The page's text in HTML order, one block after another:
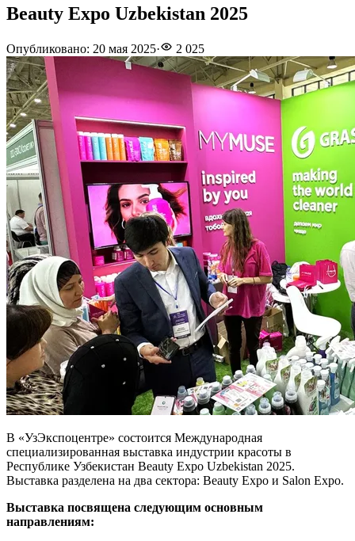
Beauty Expo Uzbekistan 2025
Опубликовано: 20 мая 2025· 2 025
В «УзЭкспоцентре» состоится Международная
специализированная выставка индустрии красоты в
Республике Узбекистан Beauty Expo Uzbekistan 2025.
Выставка разделена на два сектора: Beauty Expo и Salon Expo.
Выставка посвящена следующим основным
направлениям: